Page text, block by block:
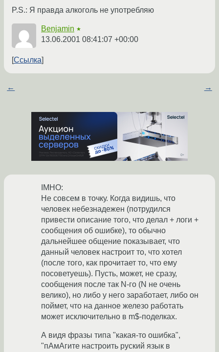
P.S.: Я правда алкоголь не употребляю
Benjamin ★
13.06.2001 08:41:07 +00:00
Ссылка
← →
IMHO:
Не совсем в точку. Когда видишь, что
человек небезнадежен (потрудился
привести описание того, что делал + логи +
сообщения об ошибке), то обычно
дальнейшее общение показывает, что
данный человек настроит то, что хотел
(после того, как прочитает то, что ему
посоветуешь). Пусть, может, не сразу,
сообщения после так N-го (N не очень
велико), но либо у него заработает, либо он
поймет, что на данное железо работать
может исключительно в m$-поделках.
А видя фразы типа "какая-то ошибка",
"пАмАгите настроить руский язык в